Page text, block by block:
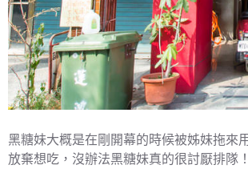
黑糖妹大概是在剛開幕的時候被姊妹拖來
放棄想吃，沒辦法黑糖妹真的很討厭排隊！